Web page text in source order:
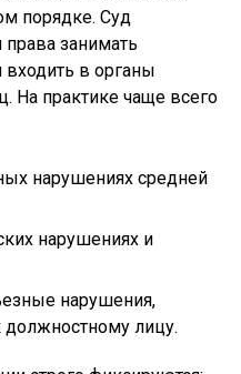
порядке. Суд
занимать
в органы
На практике чаще всего
нарушениях средней
нарушениях и
нарушения,
лицу.